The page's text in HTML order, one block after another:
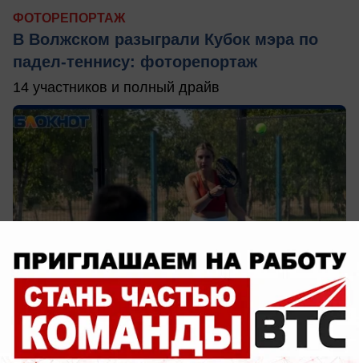
ФОТОРЕПОРТАЖ
В Волжском разыграли Кубок мэра по
падел-теннису: фоторепортаж
14 участников и полный драйв